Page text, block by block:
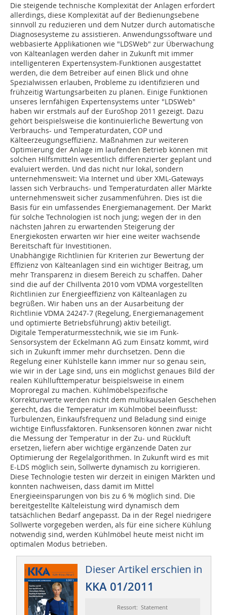
Die steigende technische Komplexität der Anlagen erfordert
allerdings, diese Komplexität auf der Bedienungsebene
sinnvoll zu reduzieren und dem Nutzer durch automatische
Diagnosesysteme zu assistieren. Anwendungssoftware und
webbasierte Applikationen wie "LDSWeb" zur Überwachung
von Kälteanlagen werden daher in Zukunft mit immer
intelligenteren Expertensystem-Funktionen ausgestattet
werden, die dem Betreiber auf einen Blick und ohne
Spezialwissen erlauben, Probleme zu identifizieren und
frühzeitig Wartungsarbeiten zu planen. Einige Funktionen
unseres lernfähigen Expertensystems unter "LDSWeb"
haben wir erstmals auf der EuroShop 2011 gezeigt. Dazu
gehört beispielsweise die kontinuierliche Bewertung von
Verbrauchs- und Temperaturdaten, COP und
Kälteerzeugungseffizienz. Maßnahmen zur weiteren
Optimierung der Anlage im laufenden Betrieb können mit
solchen Hilfsmitteln wesentlich differenzierter geplant und
evaluiert werden. Und das nicht nur lokal, sondern
unternehmensweit: Via Internet und über XML-Gateways
lassen sich Verbrauchs- und Temperaturdaten aller Märkte
unternehmensweit sicher zusammenführen. Dies ist die
Basis für ein umfassendes Energiemanagement. Der Markt
für solche Technologien ist noch jung; wegen der in den
nächsten Jahren zu erwartenden Steigerung der
Energiekosten erwarten wir hier eine weiter wachsende
Bereitschaft für Investitionen.
Unabhängige Richtlinien für Kriterien zur Bewertung der
Effizienz von Kälteanlagen sind ein wichtiger Beitrag, um
mehr Transparenz in diesem Bereich zu schaffen. Daher
sind die auf der Chillventa 2010 vom VDMA vorgestellten
Richtlinien zur Energieeffizienz von Kälteanlagen zu
begrüßen. Wir haben uns an der Ausarbeitung der
Richtlinie VDMA 24247-7 (Regelung, Energiemanagement
und optimierte Betriebsführung) aktiv beteiligt.
Digitale Temperaturmesstechnik, wie sie im Funk-
Sensorsystem der Eckelmann AG zum Einsatz kommt, wird
sich in Zukunft immer mehr durchsetzen. Denn die
Regelung einer Kühlstelle kann immer nur so genau sein,
wie wir in der Lage sind, uns ein möglichst genaues Bild der
realen Kühllufttemperatur beispielsweise in einem
Moproregal zu machen. Kühlmöbelspezifische
Korrekturwerte werden nicht dem multikausalen Geschehen
gerecht, das die Temperatur im Kühlmöbel beeinflusst:
Turbulenzen, Einkaufsfrequenz und Beladung sind einige
wichtige Einflussfaktoren. Funksensoren können zwar nicht
die Messung der Temperatur in der Zu- und Rückluft
ersetzen, liefern aber wichtige ergänzende Daten zur
Optimierung der Regelalgorithmen. In Zukunft wird es mit
E-LDS möglich sein, Sollwerte dynamisch zu korrigieren.
Diese Technologie testen wir derzeit in einigen Märkten und
konnten nachweisen, dass damit im Mittel
Energieeinsparungen von bis zu 6 % möglich sind. Die
bereitgestellte Kälteleistung wird dynamisch dem
tatsächlichen Bedarf angepasst. Da in der Regel niedrigere
Sollwerte vorgegeben werden, als für eine sichere Kühlung
notwendig sind, werden Kühlmöbel heute meist nicht im
optimalen Modus betrieben.
Dieser Artikel erschien in
KKA 01/2011
Ressort: Statement